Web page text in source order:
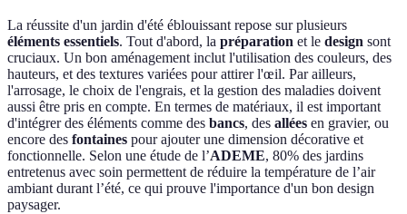
La réussite d'un jardin d'été éblouissant repose sur plusieurs
éléments essentiels. Tout d'abord, la préparation et le design sont
cruciaux. Un bon aménagement inclut l'utilisation des couleurs, des
hauteurs, et des textures variées pour attirer l'œil. Par ailleurs,
l'arrosage, le choix de l'engrais, et la gestion des maladies doivent
aussi être pris en compte. En termes de matériaux, il est important
d'intégrer des éléments comme des bancs, des allées en gravier, ou
encore des fontaines pour ajouter une dimension décorative et
fonctionnelle. Selon une étude de l’ADEME, 80% des jardins
entretenus avec soin permettent de réduire la température de l’air
ambiant durant l’été, ce qui prouve l'importance d'un bon design
paysager.